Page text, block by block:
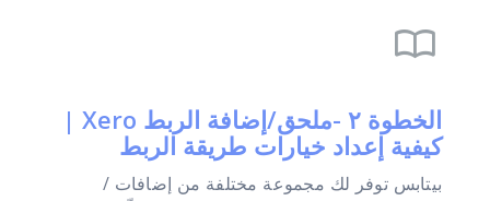
import_contacts
الخطوة ٢ -ملحق/إضافة الربط Xero |
كيفية إعداد خيارات طريقة الربط
بيتابس توفر لك مجموعة مختلفة من إضافات /